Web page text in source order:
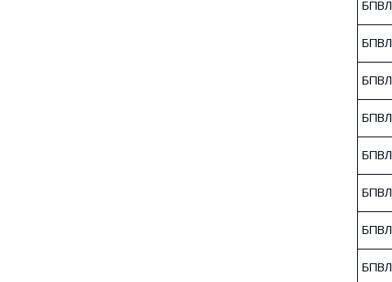
БПВЛ
БПВЛ
БПВЛ
БПВЛ
БПВЛ
БПВЛ
БПВЛ
БПВЛ